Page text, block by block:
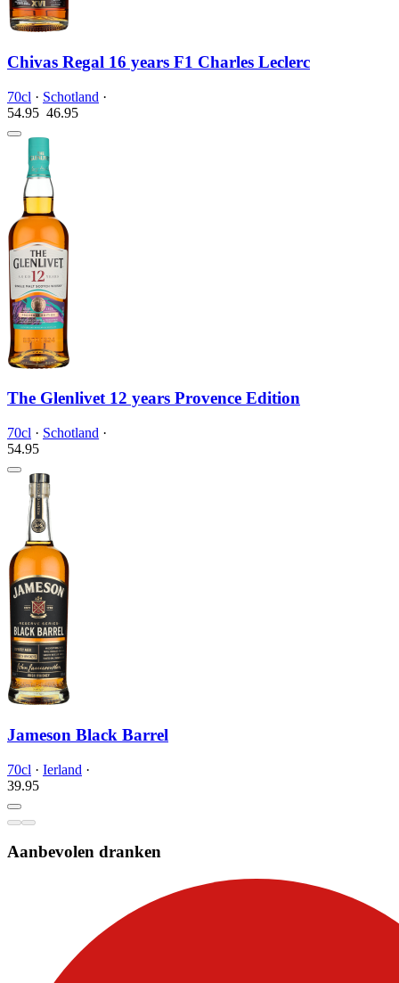
Chivas Regal 16 years F1 Charles Leclerc
70cl · Schotland ·
54.95 46.95
The Glenlivet 12 years Provence Edition
70cl · Schotland ·
54.95
Jameson Black Barrel
70cl · Ierland ·
39.95
Aanbevolen dranken